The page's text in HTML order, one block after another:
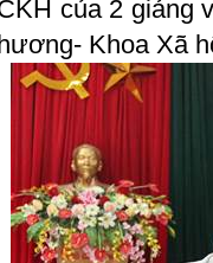
của 2 giảng
Khoa Xã